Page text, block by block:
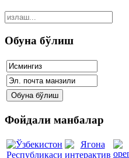
Обуна бўлиш
Фойдали манбалар